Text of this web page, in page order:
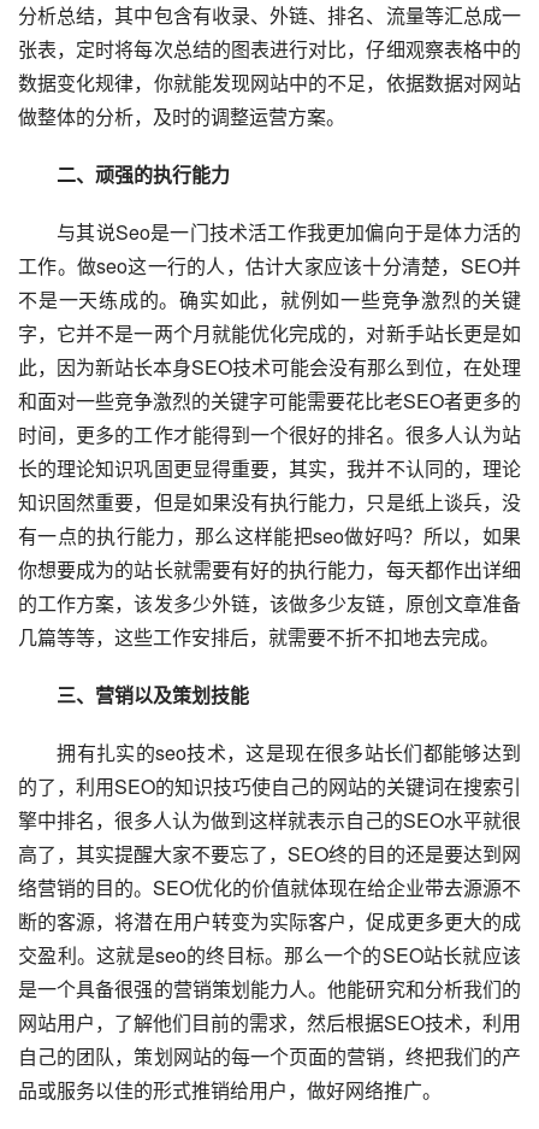
分析总结，其中包含有收录、外链、排名、流量等汇总成一
张表，定时将每次总结的图表进行对比，仔细观察表格中的
数据变化规律，你就能发现网站中的不足，依据数据对网站
做整体的分析，及时的调整运营方案。
二、顽强的执行能力
与其说Seo是一门技术活工作我更加偏向于是体力活的
工作。做seo这一行的人，估计大家应该十分清楚，SEO并
不是一天练成的。确实如此，就例如一些竞争激烈的关键
字，它并不是一两个月就能优化完成的，对新手站长更是如
此，因为新站长本身SEO技术可能会没有那么到位，在处理
和面对一些竞争激烈的关键字可能需要花比老SEO者更多的
时间，更多的工作才能得到一个很好的排名。很多人认为站
长的理论知识巩固更显得重要，其实，我并不认同的，理论
知识固然重要，但是如果没有执行能力，只是纸上谈兵，没
有一点的执行能力，那么这样能把seo做好吗？所以，如果
你想要成为的站长就需要有好的执行能力，每天都作出详细
的工作方案，该发多少外链，该做多少友链，原创文章准备
几篇等等，这些工作安排后，就需要不折不扣地去完成。
三、营销以及策划技能
拥有扎实的seo技术，这是现在很多站长们都能够达到
的了，利用SEO的知识技巧使自己的网站的关键词在搜索引
擎中排名，很多人认为做到这样就表示自己的SEO水平就很
高了，其实提醒大家不要忘了，SEO终的目的还是要达到网
络营销的目的。SEO优化的价值就体现在给企业带去源源不
断的客源，将潜在用户转变为实际客户，促成更多更大的成
交盈利。这就是seo的终目标。那么一个的SEO站长就应该
是一个具备很强的营销策划能力人。他能研究和分析我们的
网站用户，了解他们目前的需求，然后根据SEO技术，利用
自己的团队，策划网站的每一个页面的营销，终把我们的产
品或服务以佳的形式推销给用户，做好网络推广。